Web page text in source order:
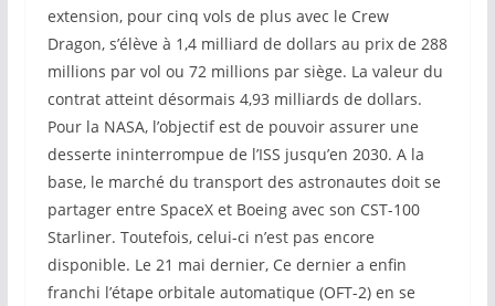
extension, pour cinq vols de plus avec le Crew
Dragon, s’élève à 1,4 milliard de dollars au prix de 288
millions par vol ou 72 millions par siège. La valeur du
contrat atteint désormais 4,93 milliards de dollars.
Pour la NASA, l’objectif est de pouvoir assurer une
desserte ininterrompue de l’ISS jusqu’en 2030. A la
base, le marché du transport des astronautes doit se
partager entre SpaceX et Boeing avec son CST-100
Starliner. Toutefois, celui-ci n’est pas encore
disponible. Le 21 mai dernier, Ce dernier a enfin
franchi l’étape orbitale automatique (OFT-2) en se